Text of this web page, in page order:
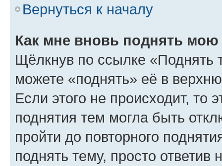
Вернуться к началу
Как мне вновь поднять мою
Щёлкнув по ссылке «Поднять
можете «поднять» её в
Если этого не происходит, то
поднятия тем могла быть
пройти до повторного
поднять тему, просто ответив